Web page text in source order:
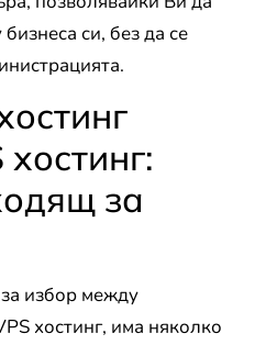
си, без да се
за
избор между
хостинг, има няколко